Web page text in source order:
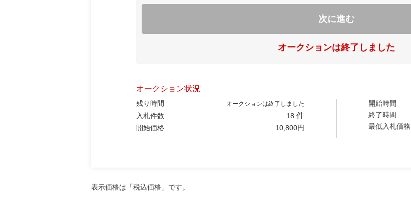
次に進む
オークションは終了しました
オークション状況
残り時間 オークションは終了しました
入札件数 18 件
開始価格 10,800円
開始時間
終了時間
最低入札価格
表示価格は「税込価格」です。